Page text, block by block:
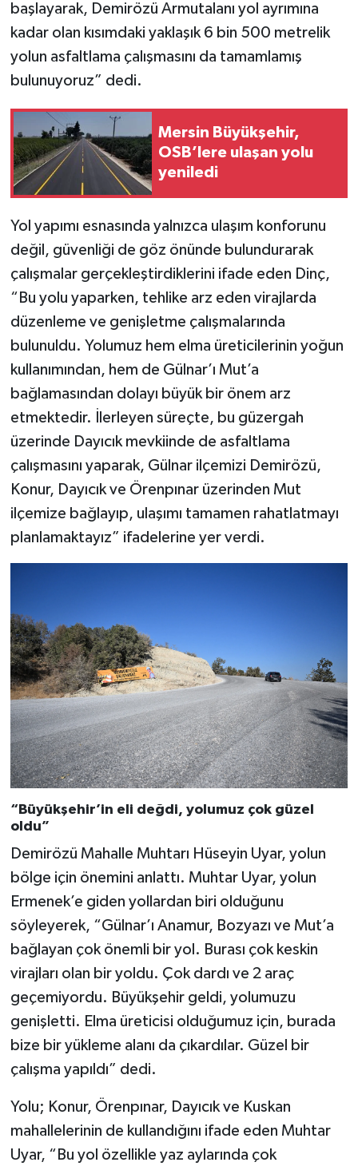
başlayarak, Demirözü Armutalanı yol ayrımına
kadar olan kısımdaki yaklaşık 6 bin 500 metrelik
yolun asfaltlama çalışmasını da tamamlamış
bulunuyoruz” dedi.
Mersin Büyükşehir,
OSB’lere ulaşan yolu
yeniledi
Yol yapımı esnasında yalnızca ulaşım konforunu
değil, güvenliği de göz önünde bulundurarak
çalışmalar gerçekleştirdiklerini ifade eden Dinç,
“Bu yolu yaparken, tehlike arz eden virajlarda
düzenleme ve genişletme çalışmalarında
bulunuldu. Yolumuz hem elma üreticilerinin yoğun
kullanımından, hem de Gülnar’ı Mut’a
bağlamasından dolayı büyük bir önem arz
etmektedir. İlerleyen süreçte, bu güzergah
üzerinde Dayıcık mevkiinde de asfaltlama
çalışmasını yaparak, Gülnar ilçemizi Demirözü,
Konur, Dayıcık ve Örenpınar üzerinden Mut
ilçemize bağlayıp, ulaşımı tamamen rahatlatmayı
planlamaktayız” ifadelerine yer verdi.
“Büyükşehir’in eli değdi, yolumuz çok güzel
oldu”
Demirözü Mahalle Muhtarı Hüseyin Uyar, yolun
bölge için önemini anlattı. Muhtar Uyar, yolun
Ermenek’e giden yollardan biri olduğunu
söyleyerek, “Gülnar’ı Anamur, Bozyazı ve Mut’a
bağlayan çok önemli bir yol. Burası çok keskin
virajları olan bir yoldu. Çok dardı ve 2 araç
geçemiyordu. Büyükşehir geldi, yolumuzu
genişletti. Elma üreticisi olduğumuz için, burada
bize bir yükleme alanı da çıkardılar. Güzel bir
çalışma yapıldı” dedi.
Yolu; Konur, Örenpınar, Dayıcık ve Kuskan
mahallelerinin de kullandığını ifade eden Muhtar
Uyar, “Bu yol özellikle yaz aylarında çok